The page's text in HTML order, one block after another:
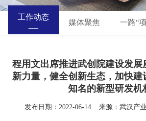
工作动态
媒体聚焦 一路“
程用文出席推进武创院建设发展
新力量，健全创新生态，加快建
知名的新型研发机
发布日期：2022-06-14 来源：武汉产